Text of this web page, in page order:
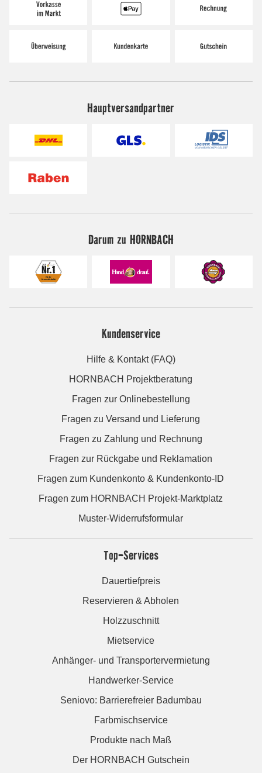
Hauptversandpartner
Darum zu HORNBACH
Kundenservice
Hilfe & Kontakt (FAQ)
HORNBACH Projektberatung
Fragen zur Onlinebestellung
Fragen zu Versand und Lieferung
Fragen zu Zahlung und Rechnung
Fragen zur Rückgabe und Reklamation
Fragen zum Kundenkonto & Kundenkonto-ID
Fragen zum HORNBACH Projekt-Marktplatz
Muster-Widerrufsformular
Top-Services
Dauertiefpreis
Reservieren & Abholen
Holzzuschnitt
Mietservice
Anhänger- und Transportervermietung
Handwerker-Service
Seniovo: Barrierefreier Badumbau
Farbmischservice
Produkte nach Maß
Der HORNBACH Gutschein